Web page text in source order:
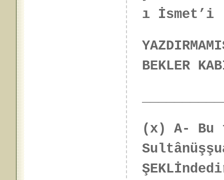
ı İsmet’i
BEKLER
(x) A- Bu